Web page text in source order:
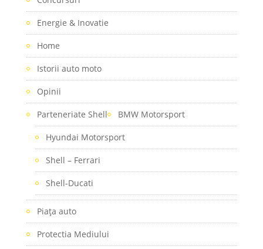
Energie & Inovatie
Home
Istorii auto moto
Opinii
Parteneriate Shell BMW Motorsport
Hyundai Motorsport
Shell – Ferrari
Shell-Ducati
Piaţa auto
Protectia Mediului